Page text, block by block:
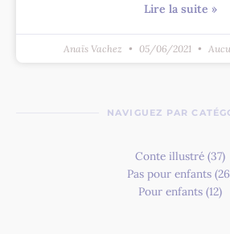
Lire la suite »
Anaïs Vachez 05/06/2021
NAVIGUEZ PAR
Conte illustré (37)
Pas pour enfants
Pour enfants (12)